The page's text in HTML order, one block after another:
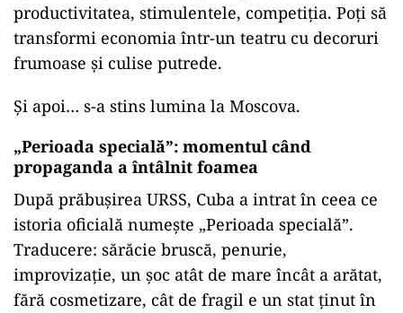
productivitatea, stimulentele, competiția. Poți să
transformi economia într-un teatru cu decoruri
frumoase și culise putrede.
Și apoi… s-a stins lumina la Moscova.
„Perioada specială”: momentul când
propaganda a întâlnit foamea
După prăbușirea URSS, Cuba a intrat în ceea ce
istoria oficială numește „Perioada specială”.
Traducere: sărăcie bruscă, penurie,
improvizație, un șoc atât de mare încât a arătat,
fără cosmetizare, cât de fragil e un stat ținut în